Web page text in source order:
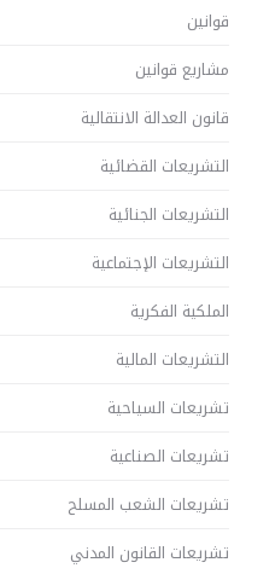
قوانين
مشاريع قوانين
قانون العدالة الانتقالية
التشريعات القضائية
التشريعات الجنائية
التشريعات الإجتماعية
الملكية الفكرية
التشريعات المالية
تشريعات السياحية
تشريعات الصناعية
تشريعات الشعب المسلح
تشريعات القانون المدني